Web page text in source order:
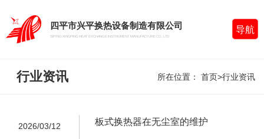
导航
四平市兴平换热设备制造有限公司
SIPING XINGPING HEAT EXCHANGE INSTRUMENT MANUFACTURE CO.,LTD
所在位置： 首页>行业资讯
行业资讯
2026/03/12 板式换热器在无尘室的维护